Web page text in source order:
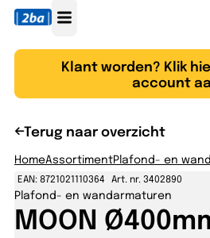
Klant worden? Klik
account
Terug naar overzicht
HomeAssortimentPlafond- en
EAN: 8721021110364 Art. nr. 3402890
Plafond- en wandarmaturen
MOON